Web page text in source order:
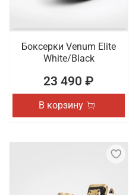
Боксерки Venum Elite
White/Black
23 490 ₽
В корзину